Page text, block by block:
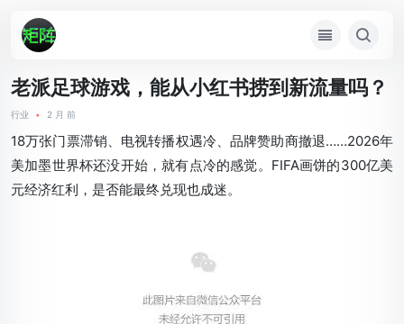
老派足球游戏，能从小红书捞到新流量吗？
行业 • 2 月 前
18万张门票滞销、电视转播权遇冷、品牌赞助商撤退……2026年
美加墨世界杯还没开始，就有点冷的感觉。FIFA画饼的300亿美
元经济红利，是否能最终兑现也成迷。